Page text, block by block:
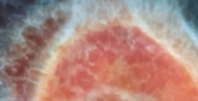
trabajo que está realizando. La última
la de dos galaxias masivas chocando entre sí.
La
ver lo que parecen ser chispas saliendo de las
es que en medio de este choque cósmico, los
no parece haber un agujero negro supermasivo
inesperado o poco común. De hecho, James
Cartwheel
, otra galaxia formada por una colisión